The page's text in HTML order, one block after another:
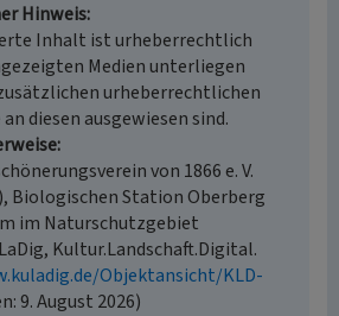
Hinweis
Inhalt ist urheberrechtlich
Medien unterliegen
urheberrechtlichen
diesen ausgewiesen sind.
von 1866 e. V.
Biologischen Station Oberberg
im Naturschutzgebiet
Kultur.Landschaft.Digital.
Objektansicht/KLD-
9. August 2026)